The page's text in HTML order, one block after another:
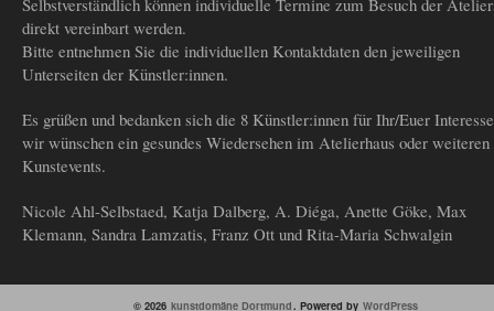
Selbstverständlich können individuelle Termine zum Besuch der
direkt vereinbart werden.
Bitte entnehmen Sie die individuellen Kontaktdaten den jeweiligen
Unterseiten der Künstler:innen.
Es grüßen und bedanken sich die 8 Künstler:innen für Ihr/Euer
wir wünschen ein gesundes Wiedersehen im Atelierhaus oder weiteren
Kunstevents.
Nicole Ahl-Selbstaed, Katja Dalberg, A. Diéga, Anette Göke, Max
Klemann, Sandra Lamzatis, Franz Ott und Rita-Maria Schwalgin
© 2026 kunstdomäne Dortmund. Powered by WordPress